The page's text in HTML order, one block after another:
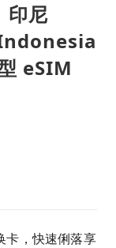
印尼
eSIM
卡，快速俐落享